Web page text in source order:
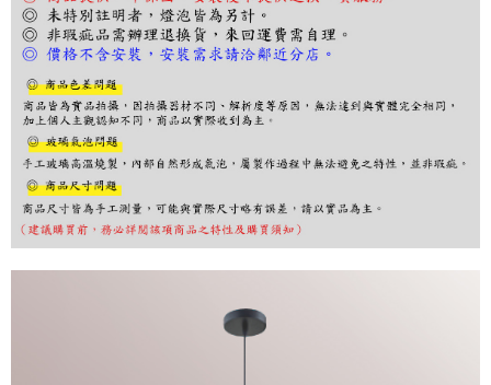
２．訂單成立數日內，您將收到繳費通知簡訊。
３．收到繳費通知簡訊後14天內，點擊此簡訊中的連結，可透過四大超商／
ATM／網路銀行／等多元方式進行付款，方視為交易完成。
購買商品的店家。未經商家同意取消之訂單仍視為有效，需透過AFTEE先享
後付繳納相關費用。
※ 交易是否成功請以「AFTEE先享後付 」之結帳頁面顯示為準，若有關於
是否繳費成功／繳費後需取消欲退款等相關疑問，請聯繫「AFTEE先享後付
客戶支援中心」 https://netprotections.freshdesk.com/support/home
【注意事項】
１．透過由恩沛科技股份有限公司提供之「AFTEE先享後付」服務完成之交
易，需依本服務之必要範圍內提供個人資料，並將交易相關給付款項請求債
３．未成年的使用者請事先徵得法定代理人或監護人之同意方可使用